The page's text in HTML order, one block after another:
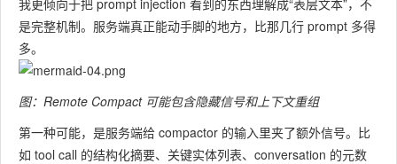
我更倾向于把 prompt injection 看到的东西理解成“表层文本”，不
是完整机制。服务端真正能动手脚的地方，比那几行 prompt 多得
多。
图：Remote Compact 可能包含隐藏信号和上下文重组
第一种可能，是服务端给 compactor 的输入里夹了额外信号。比
如 tool call 的结构化摘要、关键实体列表、conversation 的元数